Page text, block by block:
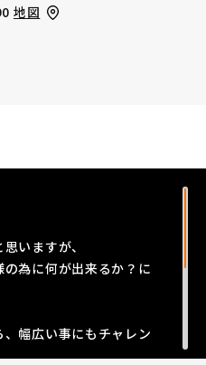
地図
いますが、
為に何が出来るか？に
幅広い事にもチャレン